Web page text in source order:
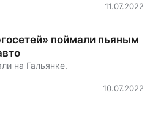
11.07.2022
поймали пьяным
на Гальянке.
10.07.2022